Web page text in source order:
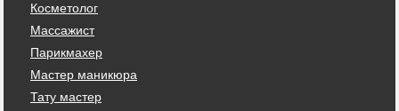
Косметолог
Массажист
Парикмахер
Мастер маникюра
Тату мастер